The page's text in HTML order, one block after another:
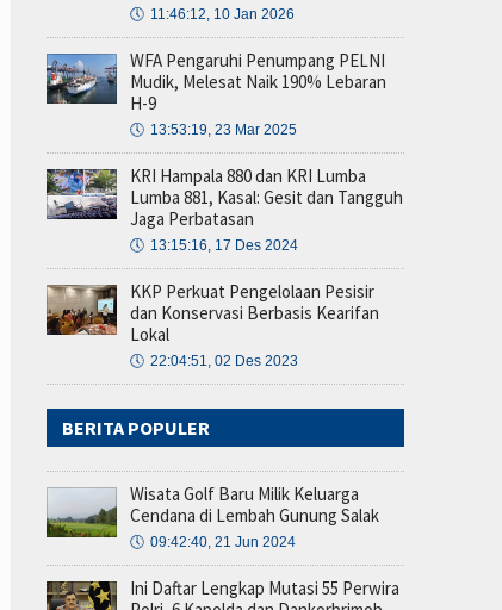
🕔 11:46:12, 10 Jan 2026
WFA Pengaruhi Penumpang PELNI
Mudik, Melesat Naik 190% Lebaran
H-9
🕔 13:53:19, 23 Mar 2025
KRI Hampala 880 dan KRI Lumba
Lumba 881, Kasal: Gesit dan Tangguh
Jaga Perbatasan
🕔 13:15:16, 17 Des 2024
KKP Perkuat Pengelolaan Pesisir
dan Konservasi Berbasis Kearifan
Lokal
🕔 22:04:51, 02 Des 2023
BERITA POPULER
Wisata Golf Baru Milik Keluarga
Cendana di Lembah Gunung Salak
🕔 09:42:40, 21 Jun 2024
Ini Daftar Lengkap Mutasi 55 Perwira